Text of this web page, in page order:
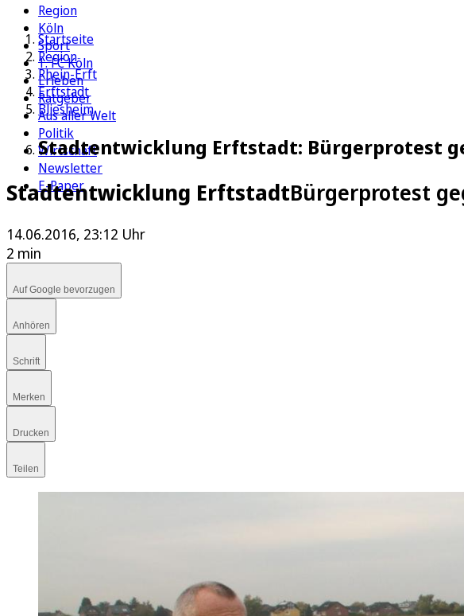
Region
Köln
Sport
1. FC Köln
Erleben
Ratgeber
Aus aller Welt
Politik
Wirtschaft
Newsletter
E-Paper
Startseite
Region
Rhein-Erft
Erftstadt
Bliesheim
Stadtentwicklung Erftstadt: Bürgerprotest
Stadtentwicklung ErftstadtBürgerprotest
14.06.2016, 23:12 Uhr
2 min
Auf Google bevorzugen
Anhören
Schrift
Merken
Drucken
Teilen